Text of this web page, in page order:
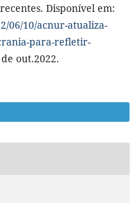
Disponível em:
06/10/acnur-atualiza-
para-refletir-
out.2022.